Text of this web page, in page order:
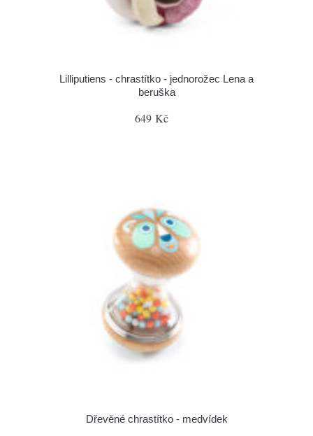
Lilliputiens - chrastítko - jednorožec Lena a
beruška
649 Kč
Dřevěné chrastítko - medvídek